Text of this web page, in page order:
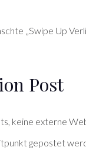
„Swipe Up
Post
keine externe
gepostet